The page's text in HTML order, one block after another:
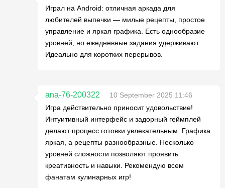
Играл на Android: отличная аркада для
любителей выпечки — милые рецепты, простое
управление и яркая графика. Есть однообразие
уровней, но ежедневные задания удерживают.
Идеально для коротких перерывов.
ana-76-200322
10 September 2025 11:46
Игра действительно приносит удовольствие!
Интуитивный интерфейс и задорный геймплей
делают процесс готовки увлекательным. Графика
яркая, а рецепты разнообразные. Несколько
уровней сложности позволяют проявить
креативность и навыки. Рекомендую всем
фанатам кулинарных игр!